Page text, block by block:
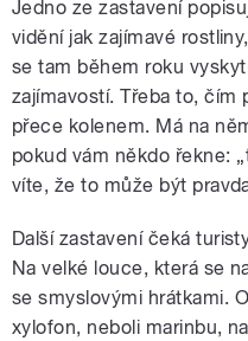
Jedno ze zastavení
vidění jak zajímavé
se tam během roku
zajímavostí. Třeba to, čím
přece kolenem. Má na
pokud vám někdo řekne:
víte, že to může být
Další zastavení čeká
Na velké louce, která se
se smyslovými hrátkami.
xylofon, neboli marinbu,